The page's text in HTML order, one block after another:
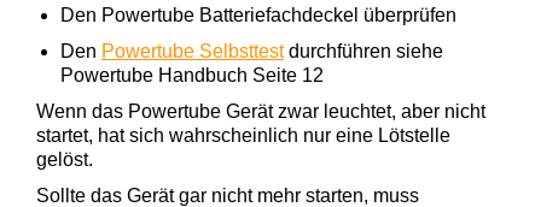
Den Powertube Batteriefachdeckel überprüfen
Den Powertube Selbsttestdurchführen siehe
Powertube Handbuch Seite 12
Wenn das Powertube Gerät zwar leuchtet, aber nicht
startet, hat sich wahrscheinlich nur eine Lötstelle
gelöst.
Sollte das Gerät gar nicht mehr starten, muss